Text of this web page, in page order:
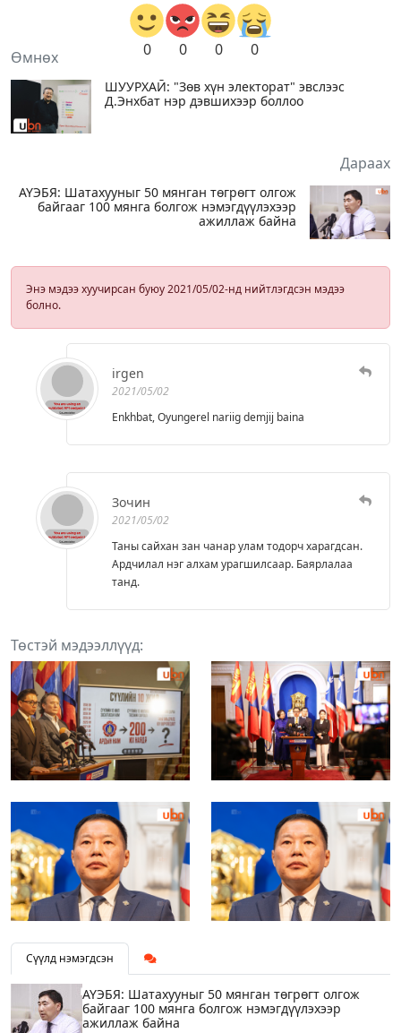
0 0 0 0
Өмнөх
ШУУРХАЙ: "Зөв хүн электорат" эвслээс
Д.Энхбат нэр дэвшихээр боллоо
Дараах
АҮЭБЯ: Шатахууныг 50 мянган төгрөгт олгож
байгааг 100 мянга болгож нэмэгдүүлэхээр
ажиллаж байна
Энэ мэдээ хуучирсан буюу 2021/05/02-нд нийтлэгдсэн мэдээ
болно.
irgen
2021/05/02
Enkhbat, Oyungerel nariig demjij baina
Зочин
2021/05/02
Таны сайхан зан чанар улам тодорч харагдсан.
Ардчилал нэг алхам урагшилсаар. Баярлалаа
танд.
Төстэй мэдээллүүд:
Сүүлд нэмэгдсэн
АҮЭБЯ: Шатахууныг 50 мянган төгрөгт олгож
байгааг 100 мянга болгож нэмэгдүүлэхээр
ажиллаж байна